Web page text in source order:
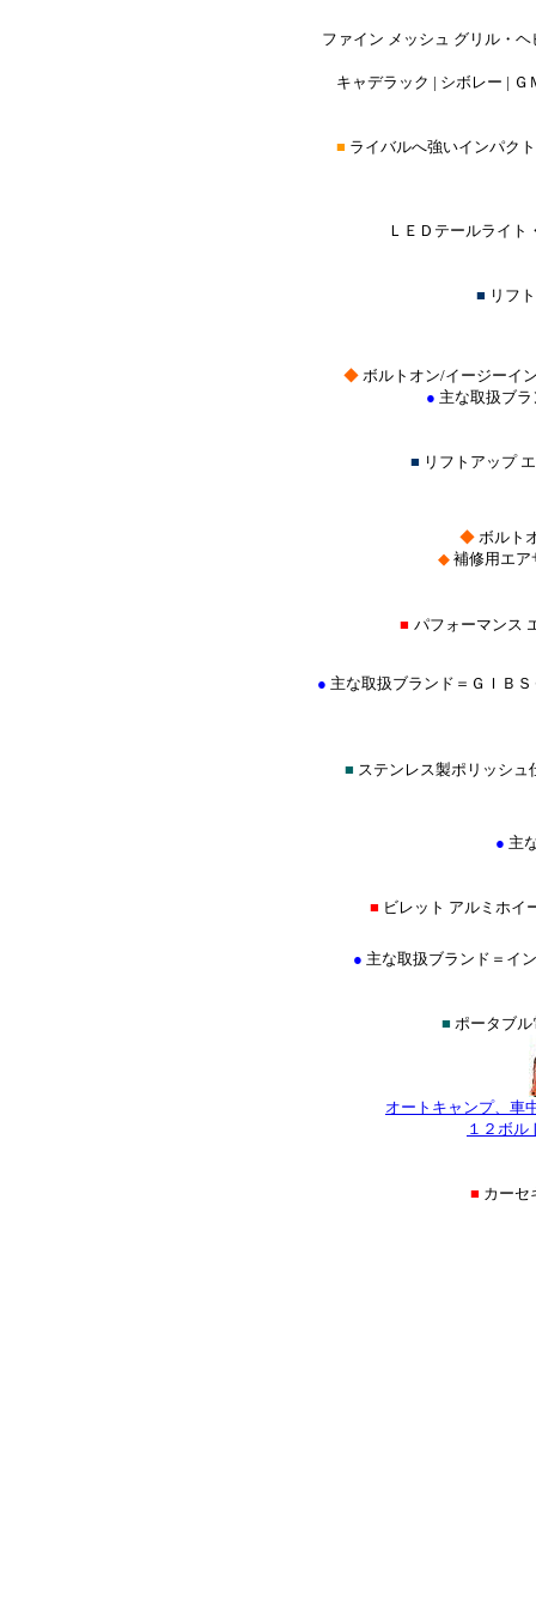
ファイン メッシュ グリル・
キャデラック | シボレー |
■ ライバルへ強いインパク
ＬＥＤテールライト
■ リフ
◆ボルトオン/イージーイ
● 主な取扱ブ
■ リフトアップ
◆ボルト
◆ 補修用エア
■ パフォーマンス
● 主な取扱ブランド＝ＧＩＢ
■ ステンレス製ポリッシ
● 主
■ ビレット アルミホ
● 主な取扱ブランド＝イ
■ ポータブ
オートキャンプ、車
１２ボ
■ カー